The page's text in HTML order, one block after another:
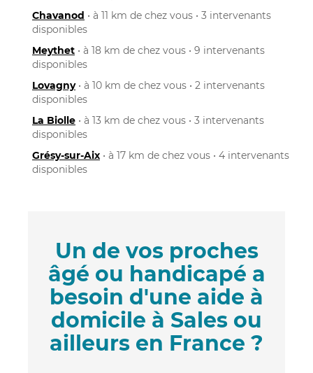
Chavanod • à 11 km de chez vous • 3 intervenants
disponibles
Meythet • à 18 km de chez vous • 9 intervenants
disponibles
Lovagny• à 10 km de chez vous • 2 intervenants
disponibles
La Biolle • à 13 km de chez vous • 3 intervenants
disponibles
Grésy-sur-Aix • à 17 km de chez vous • 4 intervenants
disponibles
Un de vos proches
âgé ou handicapé a
besoin d'une aide à
domicile à Sales ou
ailleurs en France ?